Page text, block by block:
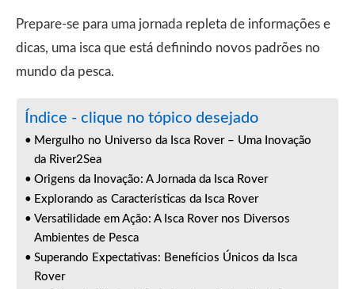
Prepare-se para uma jornada repleta de informações e
dicas, uma isca que está definindo novos padrões no
mundo da pesca.
Índice - clique no tópico desejado
Mergulho no Universo da Isca Rover – Uma Inovação
da River2Sea
Origens da Inovação: A Jornada da Isca Rover
Explorando as Características da Isca Rover
Versatilidade em Ação: A Isca Rover nos Diversos
Ambientes de Pesca
Superando Expectativas: Benefícios Únicos da Isca
Rover